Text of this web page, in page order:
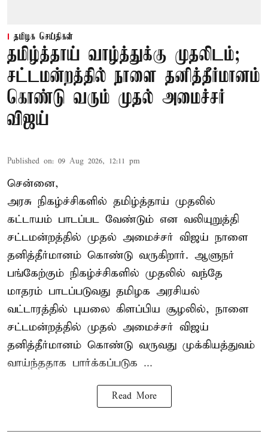
தமிழக செய்திகள்
தமிழ்த்தாய் வாழ்த்துக்கு முதலிடம்;
சட்டமன்றத்தில் நாளை தனித்தீர்மானம்
கொண்டு வரும் முதல் அமைச்சர்
விஜய்
Published on: 09 Aug 2026, 12:11 pm
சென்னை,
அரசு நிகழ்ச்சிகளில் தமிழ்த்தாய் முதலில்
கட்டாயம் பாடப்பட வேண்டும் என வலியுறுத்தி
சட்டமன்றத்தில் முதல் அமைச்சர் விஜய் நாளை
தனித்தீர்மானம் கொண்டு வருகிறார். ஆளுநர்
பங்கேற்கும் நிகழ்ச்சிகளில் முதலில் வந்தே
மாதரம் பாடப்படுவது தமிழக அரசியல்
வட்டாரத்தில் புயலை கிளப்பிய சூழலில், நாளை
சட்டமன்றத்தில் முதல் அமைச்சர் விஜய்
தனித்தீர்மானம் கொண்டு வருவது முக்கியத்துவம்
வாய்ந்ததாக பார்க்கப்படுக ...
Read More